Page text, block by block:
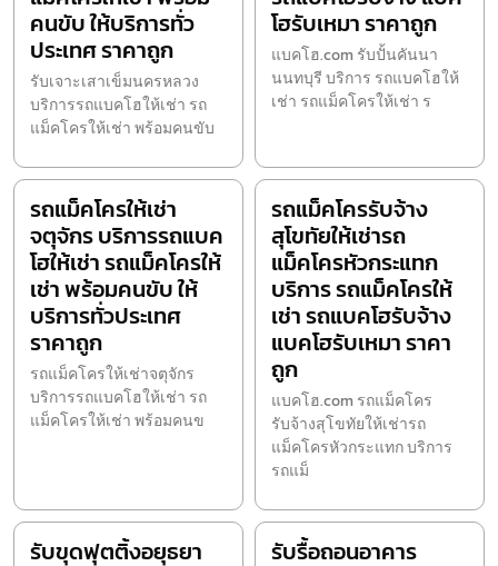
คนขับ ให้บริการทั่ว
ประเทศ ราคาถูก
รับเจาะเสาเข็มนครหลวง
บริการรถแบคโฮให้เช่า รถ
แม็คโครให้เช่า พร้อมคนขับ
โฮรับเหมา ราคาถูก
แบคโฮ.com รับปั้นคันนา
นนทบุรี บริการ รถแบคโฮให้
เช่า รถแม็คโครให้เช่า ร
รถแม็คโครให้เช่า
จตุจักร บริการรถแบค
โฮให้เช่า รถแม็คโครให้
เช่า พร้อมคนขับ ให้
บริการทั่วประเทศ
ราคาถูก
รถแม็คโครให้เช่าจตุจักร
บริการรถแบคโฮให้เช่า รถ
แม็คโครให้เช่า พร้อมคนข
รถแม็คโครรับจ้าง
สุโขทัยให้เช่ารถ
แม็คโครหัวกระแทก
บริการ รถแม็คโครให้
เช่า รถแบคโฮรับจ้าง
แบคโฮรับเหมา ราคา
ถูก
แบคโฮ.com รถแม็คโคร
รับจ้างสุโขทัยให้เช่ารถ
แม็คโครหัวกระแทก บริการ
รถแม็
รับขุดฟุตติ้งอยุธยา
รับรื้อถอนอาคาร